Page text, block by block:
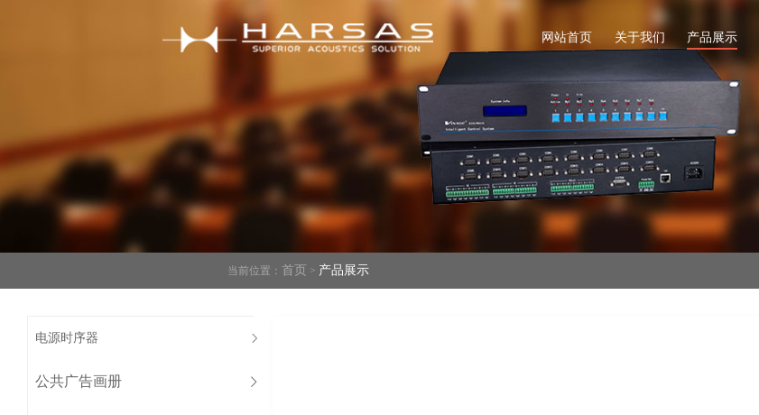
网站首页 关于我们 产品展示
当前位置： 首页 > 产品展示
电源时序器
公共广告画册